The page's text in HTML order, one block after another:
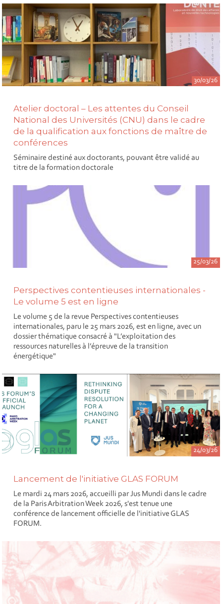
30/03/26
Atelier doctoral – Les attentes du Conseil
National des Universités (CNU) dans le cadre
de la qualification aux fonctions de maître de
conférences
Séminaire destiné aux doctorants, pouvant être validé au
titre de la formation doctorale
25/03/26
Perspectives contentieuses internationales -
Le volume 5 est en ligne
Le volume 5 de la revue Perspectives contentieuses
internationales, paru le 25 mars 2026, est en ligne, avec un
dossier thématique consacré à "L’exploitation des
ressources naturelles à l’épreuve de la transition
énergétique"
24/03/26
Lancement de l'initiative GLAS FORUM
Le mardi 24 mars 2026, accueilli par Jus Mundi dans le cadre
de la Paris Arbitration Week 2026, s'est tenue une
conférence de lancement officielle de l'initiative GLAS
FORUM.